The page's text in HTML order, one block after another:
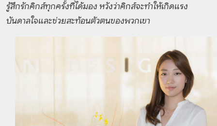
รู้สึกรักคิกส์ทุกครั้งที่ได้มอง หวังว่าคิกส์จะทำให้เกิดแรง
บันดาลใจและช่วยสะท้อนตัวตนของพวกเขา